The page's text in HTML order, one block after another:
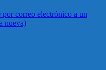
correo electrónico a un
nueva)